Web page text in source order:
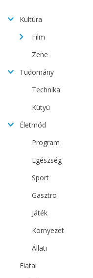
Kultúra
Film
Zene
Tudomány
Technika
Kütyü
Életmód
Program
Egészség
Sport
Gasztro
Játék
Környezet
Állati
Fiatal